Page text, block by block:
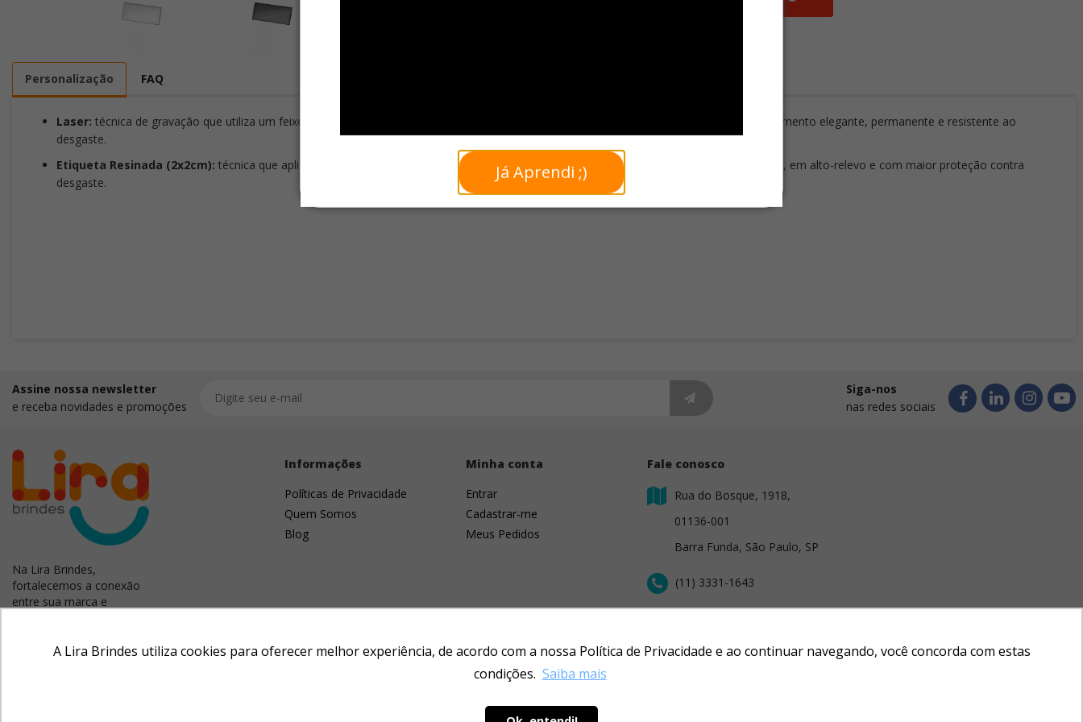
Já Aprendi ;)
A Lira Brindes utiliza cookies para oferecer melhor experiência, de acordo com a nossa Política de Privacidade e ao continuar navegando, você concorda com estas
condições. Saiba mais
Personalização FAQ
Laser: técnica de gravação que utiliza um feixe de laser para marcar a superfície do produto com alta precisão, proporcionando um acabamento elegante, permanente e resistente ao
desgaste.
Etiqueta Resinada (2x2cm): técnica que aplica uma etiqueta impressa com cobertura de resina transparente, criando um efeito brilhante, em alto-relevo e com maior proteção contra
desgaste.
Assine nossa newsletter
e receba novidades e promoções
Siga-nos
nas redes sociais
Na Lira Brindes,
fortalecemos a conexão
entre sua marca e
com brindes úteis e
Informações
Políticas de Privacidade
Quem Somos
Blog
Minha conta
Entrar
Cadastrar-me
Meus Pedidos
Fale conosco
Rua do Bosque, 1918,
01136-001
Barra Funda, São Paulo, SP
(11) 3331-1643